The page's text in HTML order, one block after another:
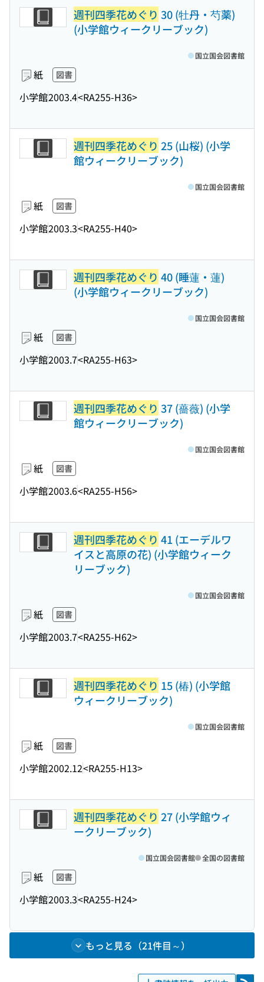
週刊四季花めぐり 30 (牡丹・芍薬)
(小学館ウィークリーブック)
紙 図書
小学館2003.4<RA255-H36>
国立国会図書館
週刊四季花めぐり 25 (山桜) (小学
館ウィークリーブック)
紙 図書
小学館2003.3<RA255-H40>
国立国会図書館
週刊四季花めぐり 40 (睡蓮・蓮)
(小学館ウィークリーブック)
紙 図書
小学館2003.7<RA255-H63>
国立国会図書館
週刊四季花めぐり 37 (薔薇) (小学
館ウィークリーブック)
紙 図書
小学館2003.6<RA255-H56>
国立国会図書館
週刊四季花めぐり 41 (エーデルワ
イスと高原の花) (小学館ウィーク
リーブック)
紙 図書
小学館2003.7<RA255-H62>
国立国会図書館
週刊四季花めぐり 15 (椿) (小学館
ウィークリーブック)
紙 図書
小学館2002.12<RA255-H13>
国立国会図書館
週刊四季花めぐり 27 (小学館ウィ
ークリーブック)
紙 図書
小学館2003.3<RA255-H24>
国立国会図書館 全国の図書館
もっと見る（21件目～）